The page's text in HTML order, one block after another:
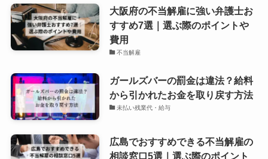
大阪府の不当解雇に強い弁護士お
すすめ7選｜選ぶ際のポイントや
費用
不当解雇
ガールズバーの罰金は違法？給料
から引かれたお金を取り戻す方法
未払い残業代・給与
広島でおすすめできる不当解雇の
相談窓口5選｜選ぶ際のポイント